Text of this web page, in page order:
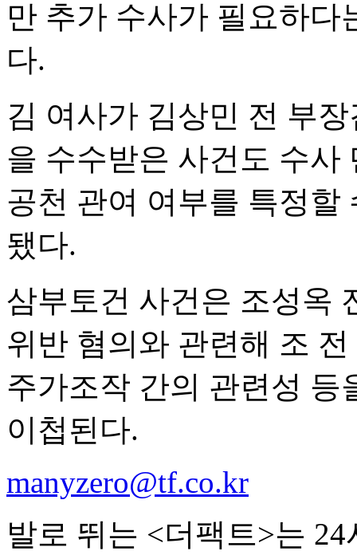
만 추가 수사가 필요하
다.
김 여사가 김상민 전 부
을 수수받은 사건도 수사
공천 관여 여부를 특정할
됐다.
삼부토건 사건은 조성옥
위반 혐의와 관련해 조
주가조작 간의 관련성 등
이첩된다.
manyzero@tf.co.kr
발로 뛰는 <더팩트>는